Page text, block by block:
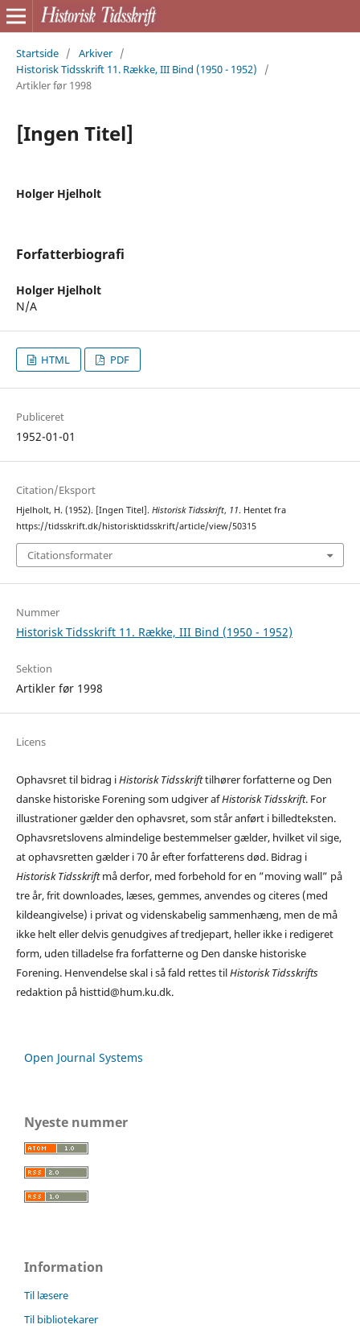
Startside / Arkiver /
Historisk Tidsskrift 11. Række, III Bind (1950 - 1952)
/
Artikler før 1998
[Ingen Titel]
Holger Hjelholt
Forfatterbiografi
Holger Hjelholt
N/A
HTML PDF
Publiceret
1952-01-01
Citation/Eksport
Hjelholt, H. (1952). [Ingen Titel]. Historisk Tidsskrift, 11. Hentet fra
https://tidsskrift.dk/historisktidsskrift/article/view/50315
Citationsformater
Nummer
Historisk Tidsskrift 11. Række, III Bind (1950 - 1952)
Sektion
Artikler før 1998
Licens
Ophavsret til bidrag iHistorisk Tidsskrifttilhører forfatterne og Den
danske historiske Forening som udgiver afHistorisk Tidsskrift. For
illustrationer gælder den ophavsret, som står anført i billedteksten.
Ophavsretslovens almindelige bestemmelser gælder, hvilket vil sige,
at ophavsretten gælder i 70 år efter forfatterens død. Bidrag i
Historisk Tidsskriftmå derfor, med forbehold for en ”moving wall” på
tre år, frit downloades, læses, gemmes, anvendes og citeres (med
kildeangivelse) i privat og videnskabelig sammenhæng, men de må
ikke helt eller delvis genudgives af tredjepart, heller ikke i redigeret
form, uden tilladelse fra forfatterne og Den danske historiske
Forening. Henvendelse skal i så fald rettes tilHistorisk Tidsskrifts
redaktion på histtid@hum.ku.dk.
Open Journal Systems
Nyeste nummer
Information
Til læsere
Til bibliotekarer